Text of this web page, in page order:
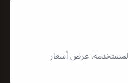
المستخدمة. عرض أسعار